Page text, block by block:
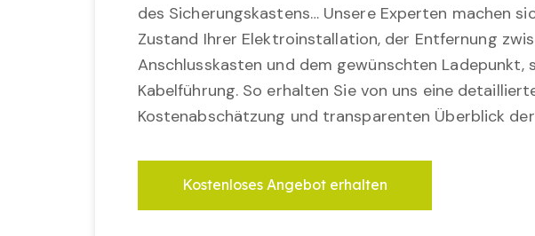
des Sicherungskastens… Unsere Experten machen
Zustand Ihrer Elektroinstallation, der Entfernung
Anschlusskasten und dem gewünschten Ladepunkt,
Kabelführung. So erhalten Sie von uns eine
Kostenabschätzung und transparenten Überblick
Kostenloses Angebot erhalten